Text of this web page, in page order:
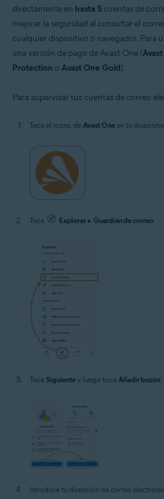
directamente en hasta 5 cuentas de
mejorar la seguridad al consultar el
cualquier dispositivo o navegador. Para
una versión de pago de Avast One (
Protection o Avast One Gold).
Para supervisar tus cuentas de correo
Toca el icono de Avast One en tu
Toca Explorar ▸ Guardián de correo.
Toca Siguiente y luego toca Añadir buzón
Introduce tu dirección de correo